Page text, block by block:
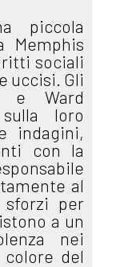
piccola
sociali
uccisi. Gli
e Ward
loro
indagini,
con la
al
sforzi per
a un
nei
del